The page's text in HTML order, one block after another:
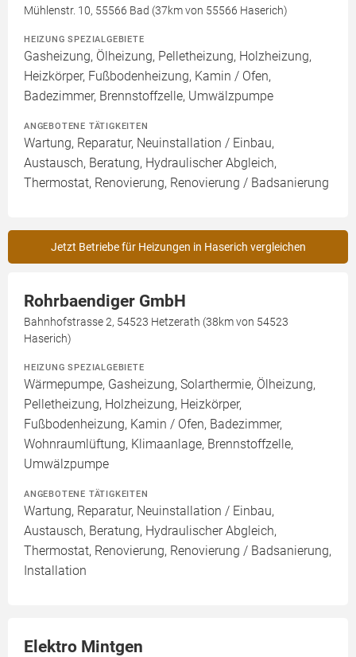
Mühlenstr. 10, 55566 Bad (37km von 55566 Haserich)
HEIZUNG SPEZIALGEBIETE
Gasheizung, Ölheizung, Pelletheizung, Holzheizung,
Heizkörper, Fußbodenheizung, Kamin / Ofen,
Badezimmer, Brennstoffzelle, Umwälzpumpe
ANGEBOTENE TÄTIGKEITEN
Wartung, Reparatur, Neuinstallation / Einbau,
Austausch, Beratung, Hydraulischer Abgleich,
Thermostat, Renovierung, Renovierung / Badsanierung
Jetzt Betriebe für Heizungen in Haserich vergleichen
Rohrbaendiger GmbH
Bahnhofstrasse 2, 54523 Hetzerath (38km von 54523
Haserich)
HEIZUNG SPEZIALGEBIETE
Wärmepumpe, Gasheizung, Solarthermie, Ölheizung,
Pelletheizung, Holzheizung, Heizkörper,
Fußbodenheizung, Kamin / Ofen, Badezimmer,
Wohnraumlüftung, Klimaanlage, Brennstoffzelle,
Umwälzpumpe
ANGEBOTENE TÄTIGKEITEN
Wartung, Reparatur, Neuinstallation / Einbau,
Austausch, Beratung, Hydraulischer Abgleich,
Thermostat, Renovierung, Renovierung / Badsanierung,
Installation
Elektro Mintgen